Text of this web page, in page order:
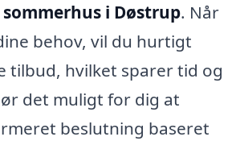
i Døstrup. Når
behov, vil du hurtigt
tilbud, hvilket sparer tid og
det muligt for dig at
beslutning baseret